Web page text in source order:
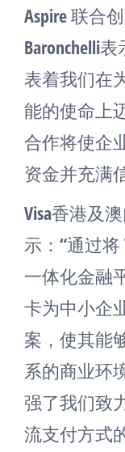
Aspire 联合
Baronchelli
表着我们在
能的使命上
合作将使企
资金并充满
Visa香港及
示：“通过将
一体化金融
卡为中小企
案，使其能
系的商业环
强了我们致
流支付方式